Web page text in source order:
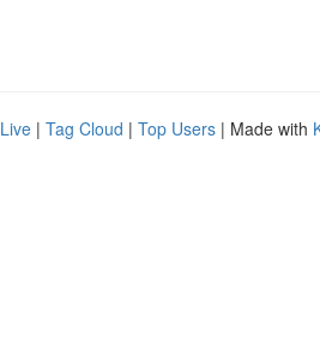
Live | Tag Cloud | Top Users | Made with